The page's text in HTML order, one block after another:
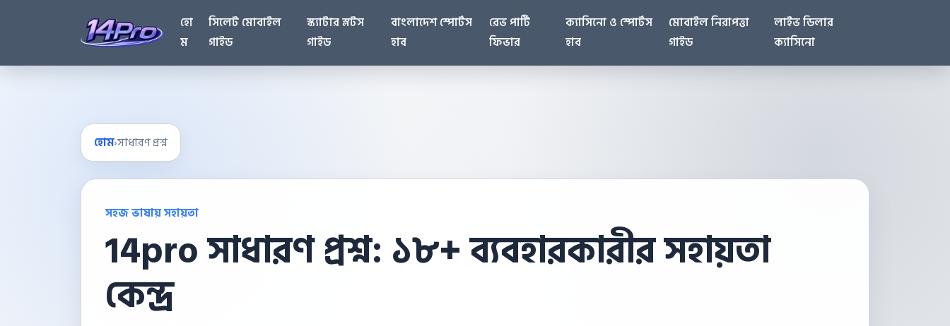
হো
ম
সিলেট মোবাইল
গাইড
স্ক্যাটার স্লটস
গাইড
বাংলাদেশ স্পোর্টস
হাব
রেভ পার্টি
ফিভার
ক্যাসিনো ও স্পোর্টস
হাব
মোবাইল নিরাপত্তা
গাইড
লাইভ ডিলার
ক্যাসিনো
হোম›সাধারণ প্রশ্ন
সহজ ভাষায় সহায়তা
সাধারণ প্রশ্ন পরিচিতি
14pro সাধারণ প্রশ্ন: ১৮+ ব্যবহারকারীর সহায়তা
কেন্দ্র